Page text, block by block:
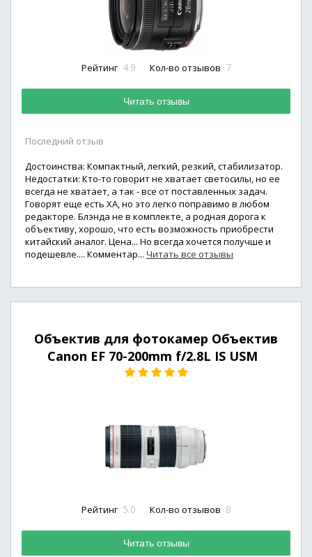
Рейтинг 4.9 Кол-во отзывов 7
Читать отзывы
Последний отзыв
Достоинства: Компактный, легкий, резкий, стабилизатор.
Недостатки: Кто-то говорит не хватает светосилы, но ее
всегда не хватает, а так - все от поставленных задач.
Говорят еще есть ХА, но это легко поправимо в любом
редакторе. Блэнда не в комплекте, а родная дорога к
объективу, хорошо, что есть возможность приобрести
китайский аналог. Цена... Но всегда хочется получше и
подешевле.... Комментар... Читать все отзывы
Объектив для фотокамер Объектив
Canon EF 70-200mm f/2.8L IS USM
Рейтинг 5.0 Кол-во отзывов 8
Читать отзывы